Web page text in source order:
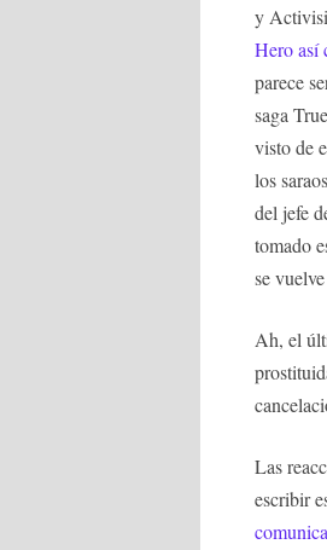
y
Hero así
parece
saga
visto de
los
del jefe
tomado
se vuelve
Ah, el
Las
escribir